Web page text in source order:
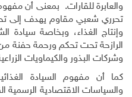
والعابرة للقارات. بمعنى أن
تحرري شعبي مقاوم يهدف إلى
وإنتاج الغذاء، وبخاصة سيادة
الرازحة تحت تحكم ورحمة حفنة من
وشركات البذور والكيماويات
كما أن مفهوم السيادة
والسياسات الاقتصادية الرسمية